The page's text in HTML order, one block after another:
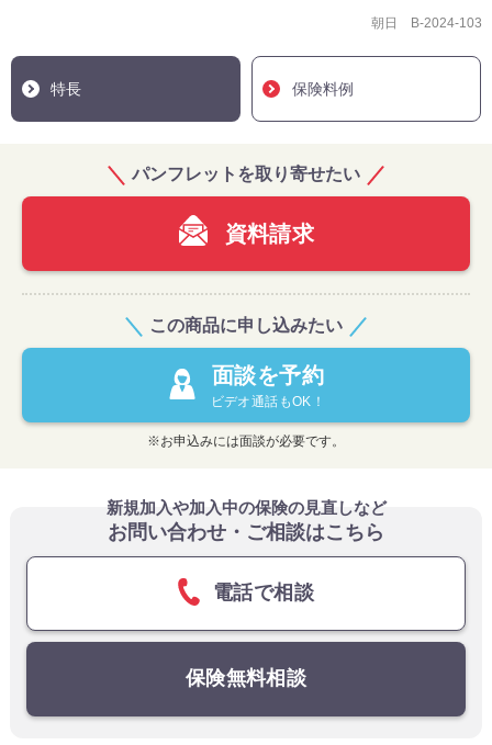
朝日 B-2024-103
特長 保険料例
パンフレットを取り寄せたい
資料請求
この商品に申し込みたい
面談を予約
ビデオ通話もOK！
※お申込みには面談が必要です。
新規加入や加入中の保険の見直しなど
お問い合わせ・ご相談はこちら
電話で相談
保険無料相談